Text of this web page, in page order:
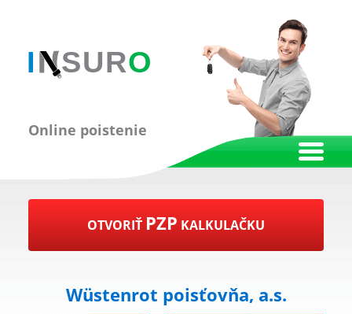
Online poistenie
OTVORIŤ PZP KALKULAČKU
Wüstenrot poisťovňa, a.s.